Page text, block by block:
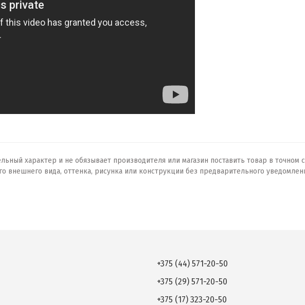
характер и не обязывает производителя или магазин поставить товар в точном
внешнего вида, оттенка, рисунка или конструкции без предварительного
+375 (44) 571-20-50
+375 (29) 571-20-50
+375 (17) 323-20-50